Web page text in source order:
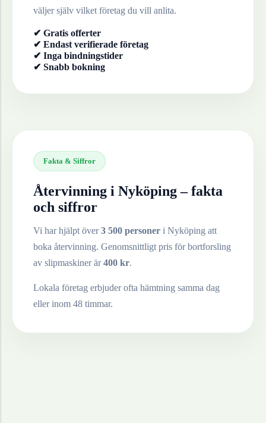
väljer själv vilket företag du vill anlita.
✔ Gratis offerter
✔ Endast verifierade företag
✔ Inga bindningstider
✔ Snabb bokning
Fakta & Siffror
Återvinning i Nyköping– fakta
och siffror
Vi har hjälpt över3 500 personer i Nyköping att
boka återvinning. Genomsnittligt pris för bortforsling
av slipmaskinerär400 kr.
Lokala företag erbjuder ofta hämtning samma dag
eller inom 48 timmar.